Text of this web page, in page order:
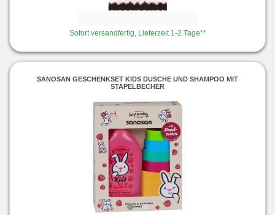
Sofort versandfertig, Lieferzeit 1-2 Tage**
SANOSAN GESCHENKSET KIDS DUSCHE UND SHAMPOO MIT
STAPELBECHER